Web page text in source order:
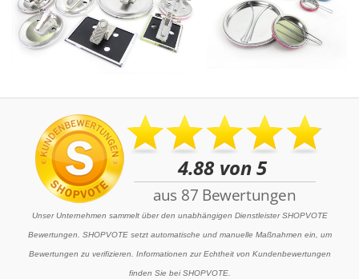
Unser Unternehmen sammelt über den unabhängigen Dienstleister SHOPVOTE
Bewertungen. SHOPVOTE setzt automatische und manuelle Maßnahmen ein, um
Bewertungen zu verifizieren. Informationen zur Echtheit von Kundenbewertungen
finden Sie bei SHOPVOTE.